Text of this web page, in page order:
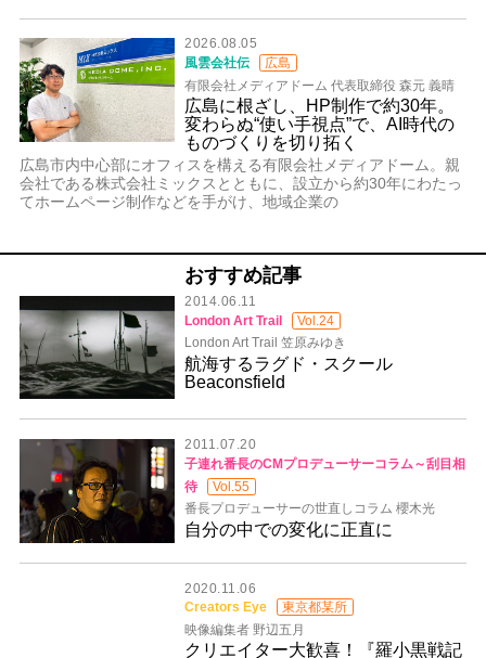
2026.08.05
風雲会社伝
広島
有限会社メディアドーム 代表取締役 森元 義晴
広島に根ざし、HP制作で約30年。
変わらぬ“使い手視点”で、AI時代の
ものづくりを切り拓く
広島市内中心部にオフィスを構える有限会社メディアドーム。親
会社である株式会社ミックスとともに、設立から約30年にわたっ
てホームページ制作などを手がけ、地域企業の
おすすめ記事
2014.06.11
London Art Trail
Vol.24
London Art Trail 笠原みゆき
航海するラグド・スクール
Beaconsfield
2011.07.20
子連れ番長のCMプロデューサーコラム～刮目相
待
Vol.55
番長プロデューサーの世直しコラム 櫻木光
自分の中での変化に正直に
2020.11.06
Creators Eye
東京都某所
映像編集者 野辺五月
クリエイター大歓喜！『羅小黒戦記